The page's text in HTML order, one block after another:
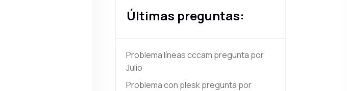
Últimas preguntas:
Problema líneas cccam pregunta por
Julio
Problema con pleskpregunta por